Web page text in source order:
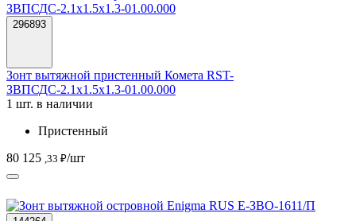
296893
Зонт вытяжной пристенный Комета RST-
ЗВПСДС-2.1х1.5х1.3-01.00.000
1 шт. в наличии
Пристенный
80 125 ,33 ₽/шт